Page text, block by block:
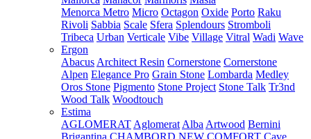
Menorca Metro Micro Octagon Oxide Porto Raku
Rivoli Sabbia Scale Sfera Splendours Stromboli
Tribeca Urban Verticale Vibe Village Vitral Wadi Wave
Ergon
Abacus Architect Resin Cornerstone Cornerstone
Alpen Elegance Pro Grain Stone Lombarda Medley
Oros Stone Pigmento Stone Project Stone Talk Tr3nd
Wood Talk Woodtouch
Estima
AGLOMERAT Aglomerat Alba Artwood Bernini